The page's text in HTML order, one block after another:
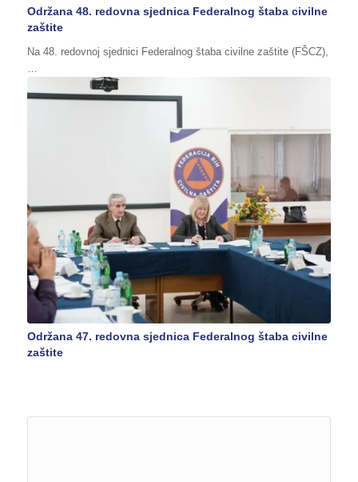
Održana 48. redovna sjednica Federalnog štaba civilne
zaštite
Na 48. redovnoj sjednici Federalnog štaba civilne zaštite (FŠCZ),
…
Održana 47. redovna sjednica Federalnog štaba civilne
zaštite